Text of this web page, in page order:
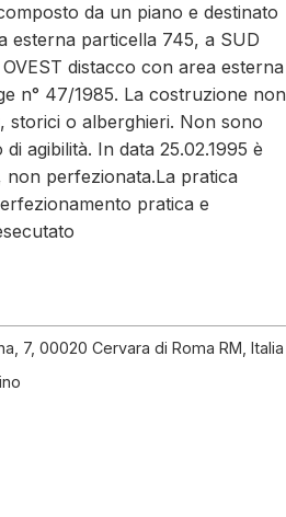
da un piano e destinato
esterna particella 745, a SUD
distacco con area esterna
n° 47/1985. La costruzione non
storici o alberghieri. Non sono
agibilità. In data 25.02.1995 è
non perfezionata.La pratica
pratica e
7, 00020 Cervara di Roma RM, Italia